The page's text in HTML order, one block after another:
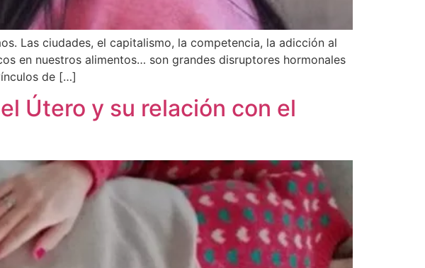
Las ciudades, el capitalismo, la competencia, la adicción al
en nuestros alimentos… son grandes disruptores hormonales
de […]
Útero y su relación con el